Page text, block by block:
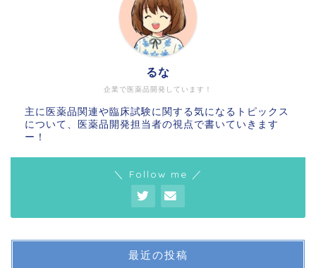
企業で医薬品開発しています！
るな
主に医薬品関連や臨床試験に関する気になるトピックス
について、医薬品開発担当者の視点で書いていきます
ー！
＼ Follow me ／
最近の投稿